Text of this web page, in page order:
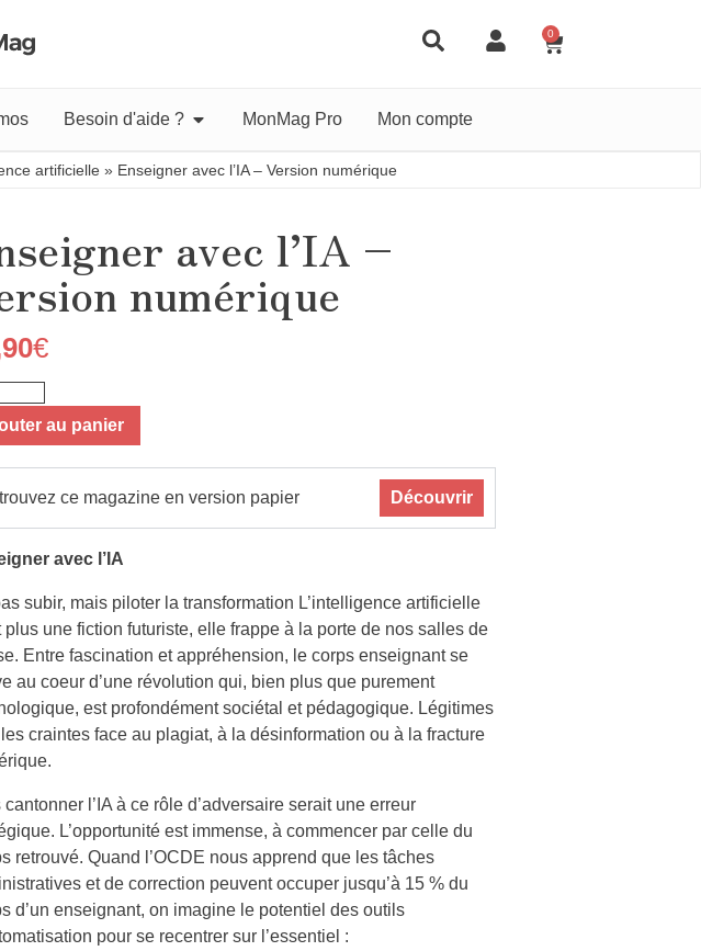
0
Besoin d'aide ? MonMag Pro Mon compte
artificielle » Enseigner avec l’IA – Version numérique
avec l’IA –
numérique
€
au panier
ce magazine en version papier Découvrir
avec l’IA
subir, mais piloter la transformation L’intelligence artificielle
plus une fiction futuriste, elle frappe à la porte de nos salles de
Entre fascination et appréhension, le corps enseignant se
au coeur d’une révolution qui, bien plus que purement
est profondément sociétal et pédagogique. Légitimes
craintes face au plagiat, à la désinformation ou à la fracture
cantonner l’IA à ce rôle d’adversaire serait une erreur
L’opportunité est immense, à commencer par celle du
retrouvé. Quand l’OCDE nous apprend que les tâches
et de correction peuvent occuper jusqu’à 15 % du
d’un enseignant, on imagine le potentiel des outils
pour se recentrer sur l’essentiel :